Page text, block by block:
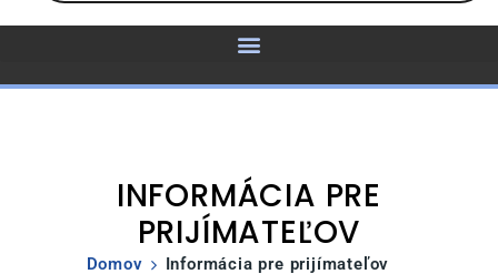
INFORMÁCIA PRE
PRIJÍMATEĽOV
Domov Informácia pre prijímateľov